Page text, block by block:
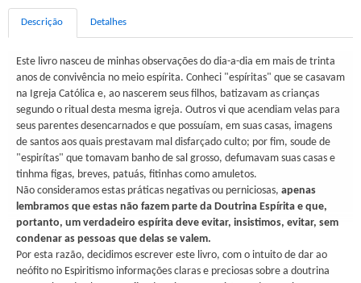
Descrição Detalhes
Este livro nasceu de minhas observações do dia-a-dia em mais de trinta
anos de convivência no meio espírita. Conheci "espíritas" que se casavam
na Igreja Católica e, ao nascerem seus filhos, batizavam as crianças
segundo o ritual desta mesma igreja. Outros vi que acendiam velas para
seus parentes desencarnados e que possuíam, em suas casas, imagens
de santos aos quais prestavam mal disfarçado culto; por fim, soude de
"espirítas" que tomavam banho de sal grosso, defumavam suas casas e
tinhma figas, breves, patuás, fitinhas como amuletos.
Não consideramos estas práticas negativas ou perniciosas, apenas
lembramos que estas não fazem parte da Doutrina Espírita e que,
portanto, um verdadeiro espírita deve evitar, insistimos, evitar, sem
condenar as pessoas que delas se valem.
Por esta razão, decidimos escrever este livro, com o intuito de dar ao
neófito no Espiritismo informações claras e preciosas sobre a doutrina